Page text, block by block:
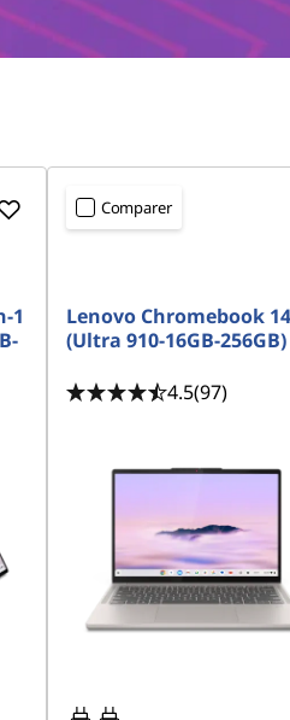
1
Comparer
Lenovo Chromebook 14
(Ultra 910-16GB-256GB)
4.5(97)